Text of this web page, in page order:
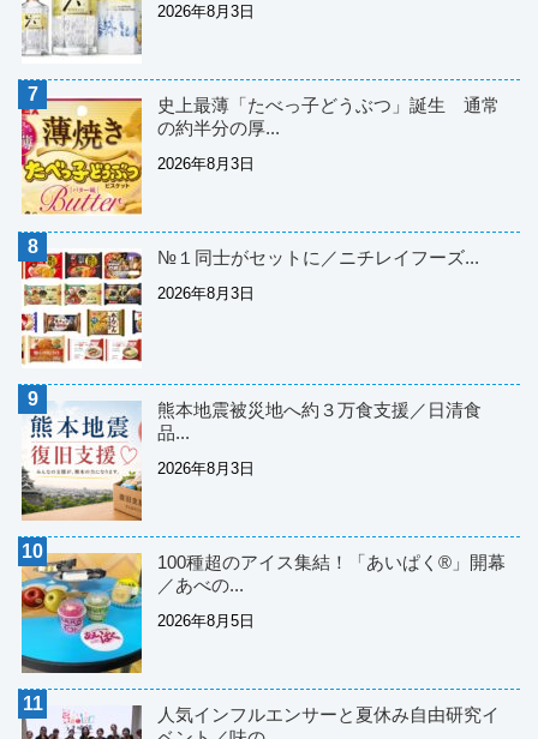
2026年8月3日
史上最薄「たべっ子どうぶつ」誕生 通常
の約半分の厚...
2026年8月3日
№１同士がセットに／ニチレイフーズ...
2026年8月3日
熊本地震被災地へ約３万食支援／日清食
品...
2026年8月3日
100種超のアイス集結！「あいぱく®」開幕
／あべの...
2026年8月5日
人気インフルエンサーと夏休み自由研究イ